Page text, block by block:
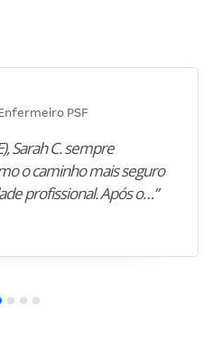
PSF
Sarah C. sempre
o caminho mais seguro
profissional. Após o…”